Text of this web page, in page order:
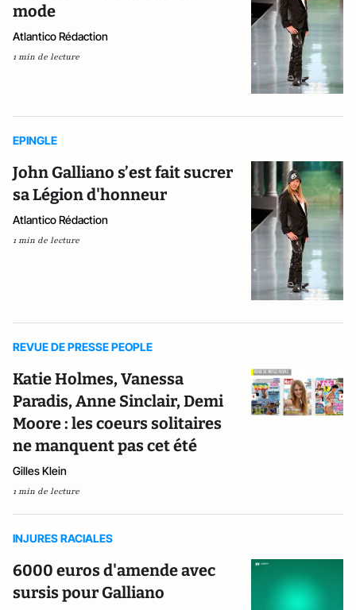
mode
Atlantico Rédaction
1 min de lecture
EPINGLE
John Galliano s’est fait sucrer
sa Légion d'honneur
Atlantico Rédaction
1 min de lecture
REVUE DE PRESSE PEOPLE
Katie Holmes, Vanessa
Paradis, Anne Sinclair, Demi
Moore : les coeurs solitaires
ne manquent pas cet été
Gilles Klein
1 min de lecture
INJURES RACIALES
6000 euros d'amende avec
sursis pour Galliano